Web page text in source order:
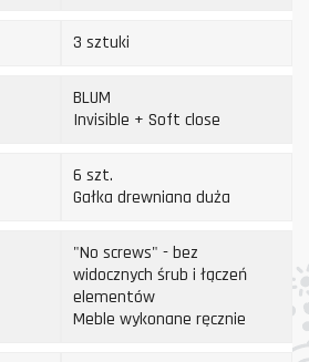
3 sztuki
BLUM
Invisible + Soft close
6 szt.
Gałka drewniana duża
"No screws" - bez
widocznych śrub i łączeń
elementów
Meble wykonane ręcznie